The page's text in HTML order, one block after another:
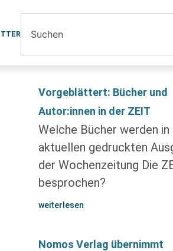
Vorgeblättert: Bücher und
Autor:innen in der ZEIT
Welche Bücher werden in
aktuellen gedruckten
der Wochenzeitung Die
besprochen?
weiterlesen
Nomos Verlag übernimmt